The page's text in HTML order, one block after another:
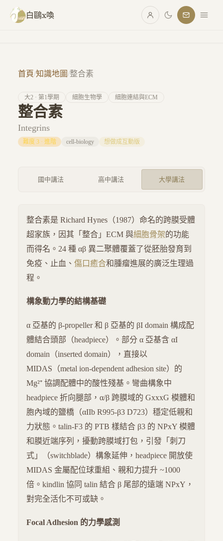
跳至主要內容
白鷗x喚
首頁/知識地圖/整合素
大2 · 第1學期 細胞生物學 細胞連結與ECM
整合素
Integrins
難度 3 · 進階 cell-biology 想做成互動版
國中講法 高中講法 大學講法
整合素是 Richard Hynes（1987）命名的跨膜受體
超家族，因其「整合」ECM 與細胞骨架的功能
而得名。24 種 αβ 異二聚體覆蓋了從胚胎發育到
免疫、止血、 傷口癒合和腫瘤進展的廣泛生理過
程。
構象動力學的結構基礎
α 亞基的 β-propeller 和 β 亞基的 βI domain 構成配
體結合頭部（headpiece）。部分 α 亞基含 αI
domain（inserted domain），直接以
MIDAS（metal ion-dependent adhesion site）的
Mg²⁺ 協調配體中的酸性殘基。彎曲構象中
headpiece 折向腿部，α/β 跨膜域的 GxxxG 模體和
胞內域的鹽橋（αIIb R995-β3 D723）穩定低親和
力狀態。talin-F3 的 PTB 樣結合 β3 的 NPxY 模體
和膜近端序列，擾動跨膜域打包，引發「刺刀
式」（switchblade）構象延伸，headpiece 開放使
MIDAS 金屬配位球重組、親和力提升 ~1000
倍。kindlin 協同 talin 結合 β 尾部的遠端 NPxY，
對完全活化不可或缺。
Focal Adhesion 的力學感測